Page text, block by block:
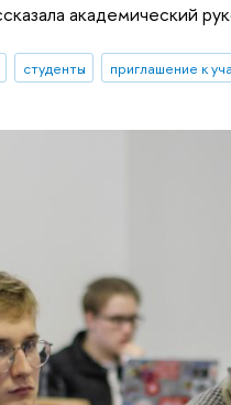
академический
студенты приглашение к